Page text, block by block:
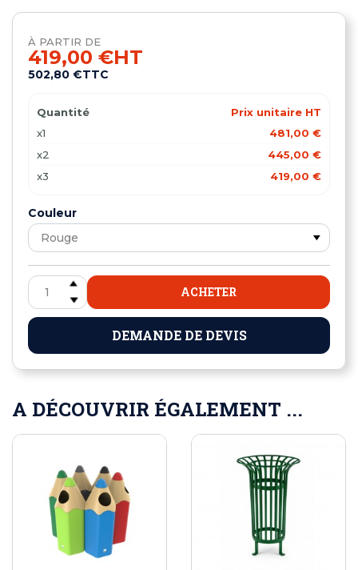
À PARTIR DE
419,00 €HT
502,80 €TTC
Quantité
Prix unitaire HT
x1
481,00 €
x2
445,00 €
x3
419,00 €
Couleur
ACHETER
DEMANDE DE DEVIS
A DÉCOUVRIR ÉGALEMENT ...